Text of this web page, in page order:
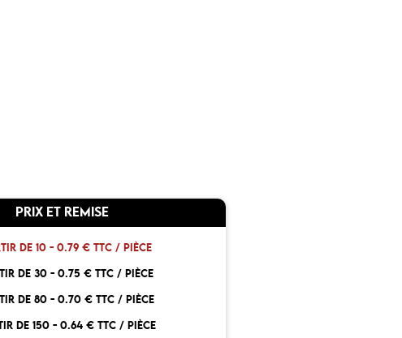
PRIX ET REMISE
DE 10 -0.79 € TTC / PIÈCE
DE 30 -0.75 € TTC / PIÈCE
DE 80 - 0.70 € TTC / PIÈCE
DE 150 - 0.64 € TTC / PIÈCE